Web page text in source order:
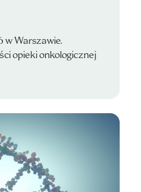
w Warszawie.
opieki onkologicznej